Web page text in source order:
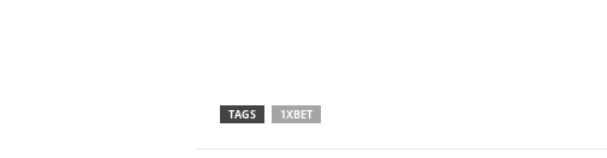
TAGS 1XBET